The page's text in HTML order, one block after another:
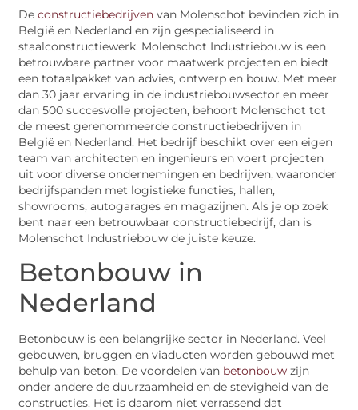
Deconstructiebedrijven van Molenschot bevinden zich in
België en Nederland en zijn gespecialiseerd in
staalconstructiewerk. Molenschot Industriebouw is een
betrouwbare partner voor maatwerk projecten en biedt
een totaalpakket van advies, ontwerp en bouw. Met meer
dan 30 jaar ervaring in de industriebouwsector en meer
dan 500 succesvolle projecten, behoort Molenschot tot
de meest gerenommeerde constructiebedrijven in
België en Nederland. Het bedrijf beschikt over een eigen
team van architecten en ingenieurs en voert projecten
uit voor diverse ondernemingen en bedrijven, waaronder
bedrijfspanden met logistieke functies, hallen,
showrooms, autogarages en magazijnen. Als je op zoek
bent naar een betrouwbaar constructiebedrijf, dan is
Molenschot Industriebouw de juiste keuze.
Betonbouw in
Nederland
Betonbouw is een belangrijke sector in Nederland. Veel
gebouwen, bruggen en viaducten worden gebouwd met
behulp van beton. De voordelen van betonbouw zijn
onder andere de duurzaamheid en de stevigheid van de
constructies. Het is daarom niet verrassend dat